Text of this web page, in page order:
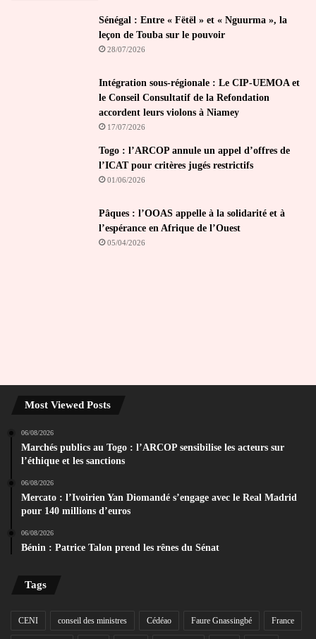
Sénégal : Entre « Fëtël » et « Nguurma », la
leçon de Touba sur le pouvoir
28/07/2026
Intégration sous-régionale : Le CIP-UEMOA et
le Conseil Consultatif de la Refondation
accordent leurs violons à Niamey
17/07/2026
Togo : l’ARCOP annule un appel d’offres de
l’ICAT pour critères jugés restrictifs
01/06/2026
Pâques : l’OOAS appelle à la solidarité et à
l’espérance en Afrique de l’Ouest
05/04/2026
Most Viewed Posts
06/08/2026
Marchés publics au Togo : l’ARCOP sensibilise les acteurs sur
l’éthique et les sanctions
06/08/2026
Mercato : l’Ivoirien Yan Diomandé s’engage avec le Real Madrid
pour 140 millions d’euros
06/08/2026
Bénin : Patrice Talon prend les rênes du Sénat
Tags
CENI conseil des ministres Cédéao Faure Gnassingbé France